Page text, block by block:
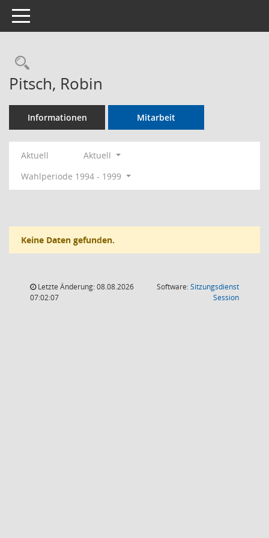
Toggle navigation
Rechercheauswahl
Pitsch, Robin
Informationen Mitarbeit
Aktuell
Aktuell
Wahlperiode 1994 - 1999
Keine Daten gefunden.
Letzte Änderung: 08.08.2026
07:02:07
Software:Sitzungsdienst
Session(Wird in